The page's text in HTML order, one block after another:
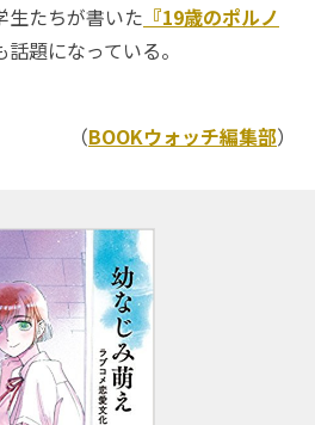
たちが書いた 『19歳のポルノ
話題になっている。
（BOOKウォッチ編集部）